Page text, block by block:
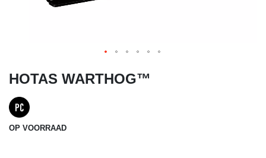
HOTAS WARTHOG™
OP VOORRAAD